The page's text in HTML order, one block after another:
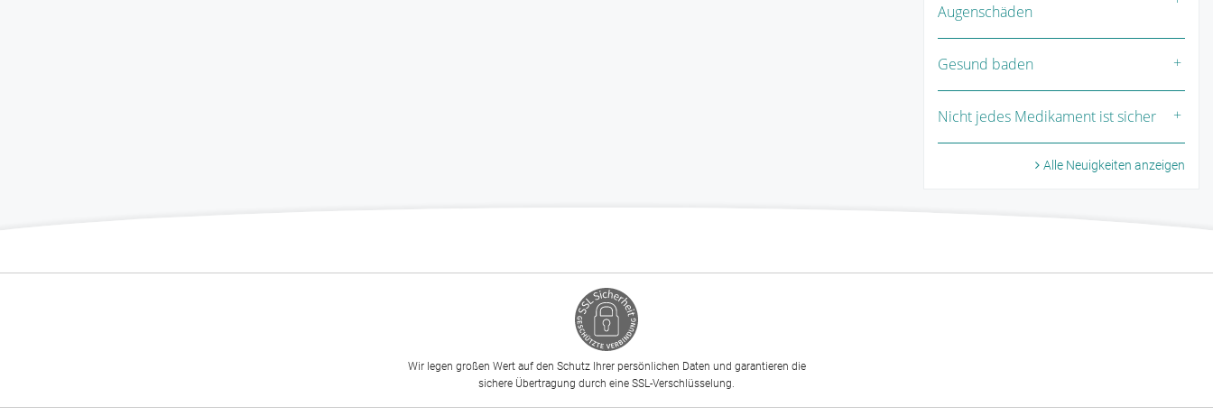
Augenschäden
Gesund baden
Nicht jedes Medikament ist sicher
Alle Neuigkeiten anzeigen
Wir legen großen Wert auf den Schutz Ihrer persönlichen Daten und garantieren die
sichere Übertragung durch eine SSL-Verschlüsselung.